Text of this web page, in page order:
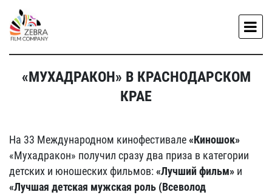
«МУХАДРАКОН» В КРАСНОДАРСКОМ
КРАЕ
На 33 Международном кинофестивале«Киношок»
«Мухадракон» получил сразу два приза в категории
детских и юношеских фильмов:«Лучший фильм» и
«Лучшая детская мужская роль (Всеволод